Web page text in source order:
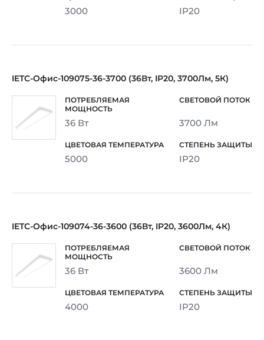
3000 IP20
IETC-Офис-109075-36-3700 (36Вт, IP20, 3700Лм, 5К)
36 Вт 3700 Лм
5000 IP20
IETC-Офис-109074-36-3600 (36Вт, IP20, 3600Лм, 4К)
36 Вт 3600 Лм
4000 IP20